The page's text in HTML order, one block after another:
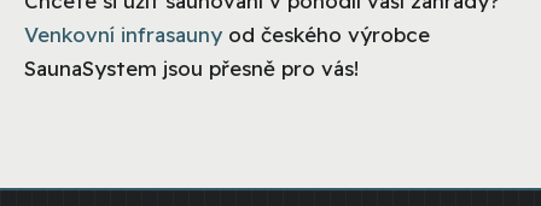
Venkovní infrasauny od českého výrobce
SaunaSystem jsou přesně pro vás!